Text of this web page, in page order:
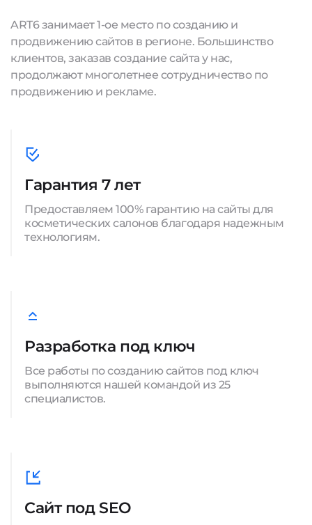
ART6 занимает 1-ое место по созданию и
продвижению сайтов в регионе. Большинство
клиентов, заказав создание сайта у нас,
продолжают многолетнее сотрудничество по
продвижению и рекламе.
Гарантия 7 лет
Предоставляем 100% гарантию на сайты для
косметических салонов благодаря надежным
технологиям.
Разработка под ключ
Все работы по созданию сайтов под ключ
выполняются нашей командой из 25
специалистов.
Сайт под SEO